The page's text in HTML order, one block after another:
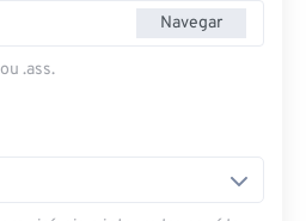
Navegar
.ass.